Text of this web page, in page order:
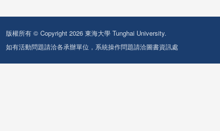
版權所有 © Copyright 2026 東海大學 Tunghai University.
如有活動問題請洽各承辦單位，系統操作問題請洽圖書資訊處